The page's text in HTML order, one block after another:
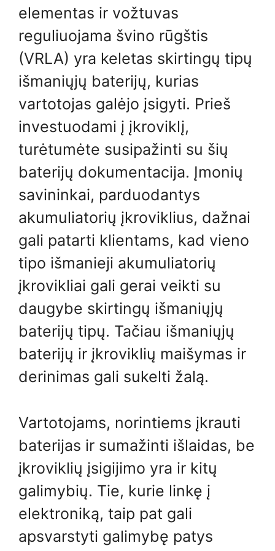
elementas ir vožtuvas
reguliuojama švino rūgštis
(VRLA) yra keletas skirtingų tipų
išmaniųjų baterijų, kurias
vartotojas galėjo įsigyti. Prieš
investuodami į įkroviklį,
turėtumėte susipažinti su šių
baterijų dokumentacija. Įmonių
savininkai, parduodantys
akumuliatorių įkroviklius, dažnai
gali patarti klientams, kad vieno
tipo išmanieji akumuliatorių
įkrovikliai gali gerai veikti su
daugybe skirtingų išmaniųjų
baterijų tipų. Tačiau išmaniųjų
baterijų ir įkroviklių maišymas ir
derinimas gali sukelti žalą.
Vartotojams, norintiems įkrauti
baterijas ir sumažinti išlaidas, be
įkroviklių įsigijimo yra ir kitų
galimybių. Tie, kurie linkę į
elektroniką, taip pat gali
apsvarstyti galimybę patys